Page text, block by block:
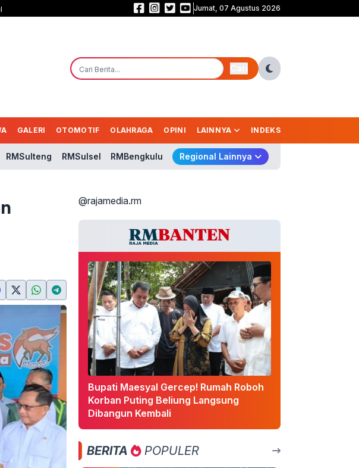
Ara Tinggalkan Legacy Besar Piala Presiden! Simbol Sportivitas,
Jumat, 07 Agustus 2026
GALERI OTOMOTIF OLAHRAGA OPINI LAINNYA INDEKS
RMSulteng RMSulsel RMBengkulu Regional Lainnya
@rajamedia.rm
Bupati Maesyal Gercep! Rumah Roboh
Korban Puting Beliung Langsung
Dibangun Kembali
BERITA POPULER